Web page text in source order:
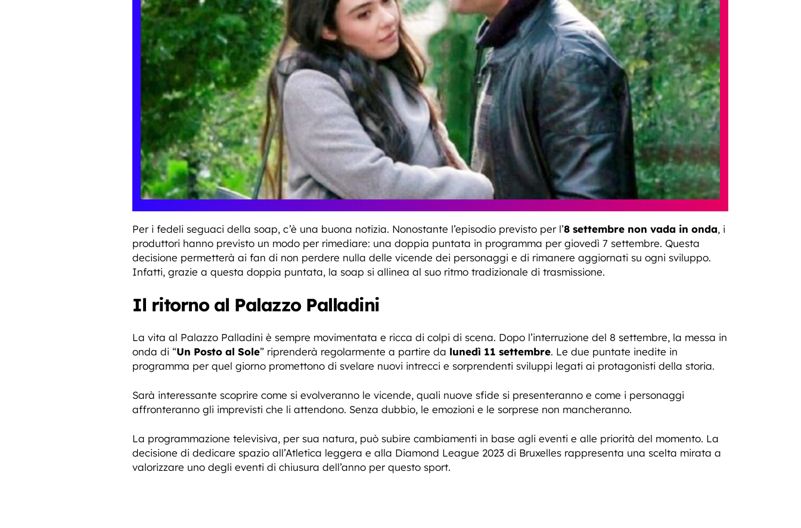
Per i fedeli seguaci della soap, c’è una buona notizia. Nonostante l’episodio previsto per l’8 settembre non vada in onda, i
produttori hanno previsto un modo per rimediare: una doppia puntata in programma per giovedì 7 settembre. Questa
decisione permetterà ai fan di non perdere nulla delle vicende dei personaggi e di rimanere aggiornati su ogni sviluppo.
Infatti, grazie a questa doppia puntata, la soap si allinea al suo ritmo tradizionale di trasmissione.
Il ritorno al Palazzo Palladini
La vita al Palazzo Palladini è sempre movimentata e ricca di colpi di scena. Dopo l’interruzione del 8 settembre, la messa in
onda di “Un Posto al Sole” riprenderà regolarmente a partire da lunedì 11 settembre. Le due puntate inedite in
programma per quel giorno promettono di svelare nuovi intrecci e sorprendenti sviluppi legati ai protagonisti della storia.
Sarà interessante scoprire come si evolveranno le vicende, quali nuove sfide si presenteranno e come i personaggi
affronteranno gli imprevisti che li attendono. Senza dubbio, le emozioni e le sorprese non mancheranno.
La programmazione televisiva, per sua natura, può subire cambiamenti in base agli eventi e alle priorità del momento. La
decisione di dedicare spazio all’Atletica leggera e alla Diamond League 2023 di Bruxelles rappresenta una scelta mirata a
valorizzare uno degli eventi di chiusura dell’anno per questo sport.